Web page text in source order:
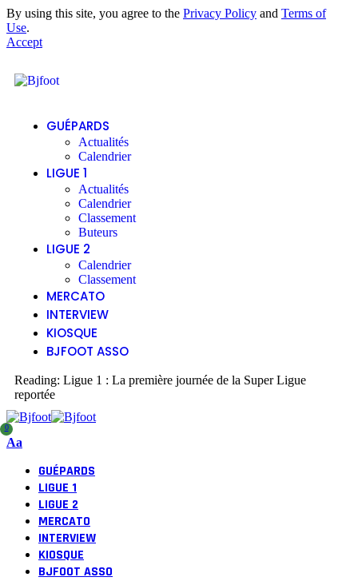
By using this site, you agree to the Privacy Policy and Terms of
Use.
Accept
GUÉPARDS
Actualités
Calendrier
LIGUE 1
Actualités
Calendrier
Classement
Buteurs
LIGUE 2
Calendrier
Classement
MERCATO
INTERVIEW
KIOSQUE
BJFOOT ASSO
Reading: Ligue 1 : La première journée de la Super Ligue
reportée
0
Aa
GUÉPARDS
LIGUE 1
LIGUE 2
MERCATO
INTERVIEW
KIOSQUE
BJFOOT ASSO